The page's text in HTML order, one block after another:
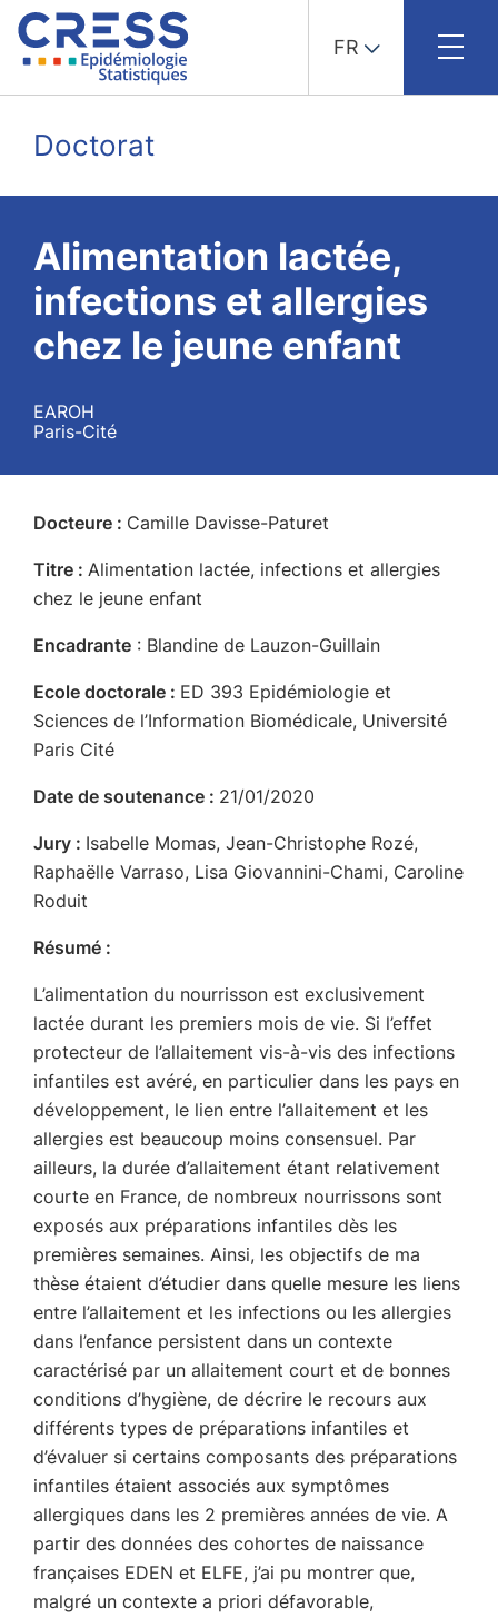
content
FR
Doctorat
Alimentation lactée,
infections et allergies
chez le jeune enfant
EAROH
Paris-Cité
Docteure : Camille Davisse-Paturet
Titre : Alimentation lactée, infections et allergies
chez le jeune enfant
Encadrante : Blandine de Lauzon-Guillain
Ecole doctorale : ED 393 Epidémiologie et
Sciences de l’Information Biomédicale, Université
Paris Cité
Date de soutenance : 21/01/2020
Jury : Isabelle Momas, Jean-Christophe Rozé,
Raphaëlle Varraso, Lisa Giovannini-Chami, Caroline
Roduit
Résumé :
L’alimentation du nourrisson est exclusivement
lactée durant les premiers mois de vie. Si l’effet
protecteur de l’allaitement vis-à-vis des infections
infantiles est avéré, en particulier dans les pays en
développement, le lien entre l’allaitement et les
allergies est beaucoup moins consensuel. Par
ailleurs, la durée d’allaitement étant relativement
courte en France, de nombreux nourrissons sont
exposés aux préparations infantiles dès les
premières semaines. Ainsi, les objectifs de ma
thèse étaient d’étudier dans quelle mesure les liens
entre l’allaitement et les infections ou les allergies
dans l’enfance persistent dans un contexte
caractérisé par un allaitement court et de bonnes
conditions d’hygiène, de décrire le recours aux
différents types de préparations infantiles et
d’évaluer si certains composants des préparations
infantiles étaient associés aux symptômes
allergiques dans les 2 premières années de vie. A
partir des données des cohortes de naissance
françaises EDEN et ELFE, j’ai pu montrer que,
malgré un contexte a priori défavorable,